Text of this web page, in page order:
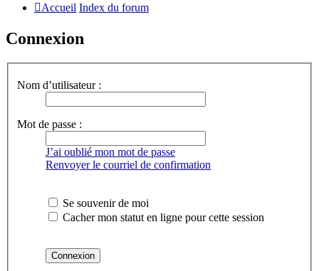
Accueil Index du forum
Connexion
Nom d’utilisateur :
Mot de passe :
J’ai oublié mon mot de passe
Renvoyer le courriel de confirmation
Se souvenir de moi
Cacher mon statut en ligne pour cette session